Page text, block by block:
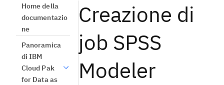
Home della
documentazio
ne
Panoramica
di IBM
Cloud Pak
for Data as
Creazione di
job SPSS
Modeler